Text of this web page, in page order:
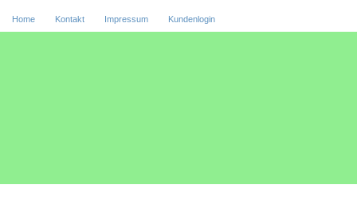
Home Kontakt Impressum Kundenlogin